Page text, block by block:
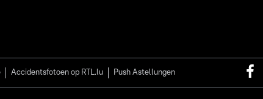
Accidentsfotoen op RTL.lu Push Astellungen